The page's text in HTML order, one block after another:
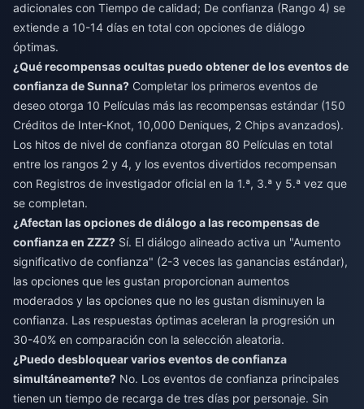
adicionales con Tiempo de calidad; De confianza (Rango 4) se
extiende a 10-14 días en total con opciones de diálogo
óptimas.
¿Qué recompensas ocultas puedo obtener de los eventos de
confianza de Sunna? Completar los primeros eventos de
deseo otorga 10 Películas más las recompensas estándar (150
Créditos de Inter-Knot, 10,000 Deniques, 2 Chips avanzados).
Los hitos de nivel de confianza otorgan 80 Películas en total
entre los rangos 2 y 4, y los eventos divertidos recompensan
con Registros de investigador oficial en la 1.ª, 3.ª y 5.ª vez que
se completan.
¿Afectan las opciones de diálogo a las recompensas de
confianza en ZZZ? Sí. El diálogo alineado activa un "Aumento
significativo de confianza" (2-3 veces las ganancias estándar),
las opciones que les gustan proporcionan aumentos
moderados y las opciones que no les gustan disminuyen la
confianza. Las respuestas óptimas aceleran la progresión un
30-40% en comparación con la selección aleatoria.
¿Puedo desbloquear varios eventos de confianza
simultáneamente? No. Los eventos de confianza principales
tienen un tiempo de recarga de tres días por personaje. Sin